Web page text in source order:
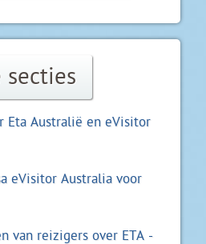
secties
Eta Australië en eVisitor
eVisitor Australia voor
van reizigers over ETA -